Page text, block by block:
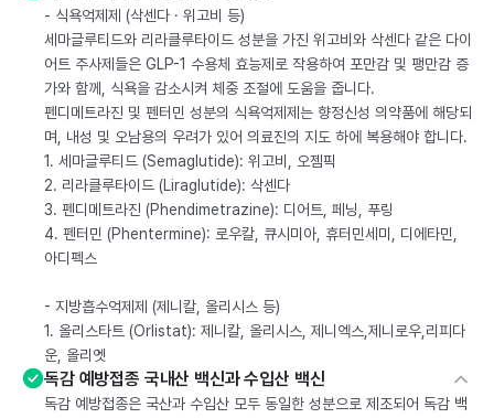
- 식욕억제제 (삭센다 · 위고비 등)
세마글루티드와 리라클루타이드 성분을 가진 위고비와 삭센다 같은 다이
어트 주사제들은 GLP-1 수용체 효능제로 작용하여 포만감 및 팽만감 증
가와 함께, 식욕을 감소시켜 체중 조절에 도움을 줍니다.
펜디메트라진 및 펜터민 성분의 식욕억제제는 향정신성 의약품에 해당되
며, 내성 및 오남용의 우려가 있어 의료진의 지도 하에 복용해야 합니다.
1. 세마글루티드 (Semaglutide): 위고비, 오젬픽
2. 리라클루타이드 (Liraglutide): 삭센다
3. 펜디메트라진 (Phendimetrazine): 디어트, 페닝, 푸링
4. 펜터민 (Phentermine): 로우칼, 큐시미아, 휴터민세미, 디에타민,
아디펙스
- 지방흡수억제제 (제니칼, 올리시스 등)
1. 올리스타트 (Orlistat): 제니칼, 올리시스, 제니엑스,제니로우,리피다
운, 올리엣
독감 예방접종 국내산 백신과 수입산 백신
독감 예방접종은 국산과 수입산 모두 동일한 성분으로 제조되어 독감 백